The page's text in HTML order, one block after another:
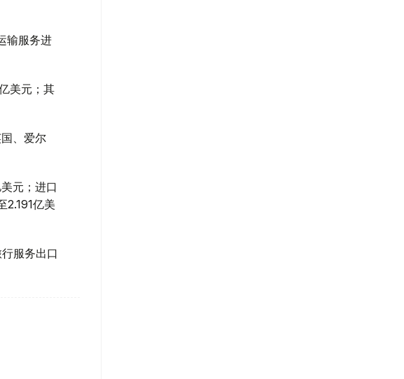
输服务进
美元；其
、爱尔
元；进口
2.191亿美
服务出口